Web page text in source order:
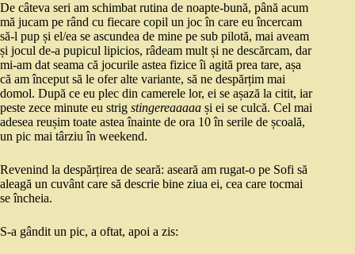
De câteva seri am schimbat rutina de noapte-bună, până acum
mă jucam pe rând cu fiecare copil un joc în care eu încercam
să-l pup și el/ea se ascundea de mine pe sub pilotă, mai aveam
și jocul de-a pupicul lipicios, râdeam mult și ne descărcam, dar
mi-am dat seama că jocurile astea fizice îi agită prea tare, așa
că am început să le ofer alte variante, să ne despărțim mai
domol. După ce eu plec din camerele lor, ei se așază la citit, iar
peste zece minute eu strig stingereaaaaa și ei se culcă. Cel mai
adesea reușim toate astea înainte de ora 10 în serile de școală,
un pic mai târziu în weekend.
Revenind la despărțirea de seară: aseară am rugat-o pe Sofi să
aleagă un cuvânt care să descrie bine ziua ei, cea care tocmai
se încheia.
S-a gândit un pic, a oftat, apoi a zis: